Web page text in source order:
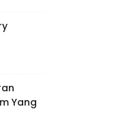
Yang